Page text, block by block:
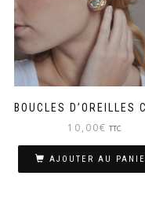
BOUCLES D’OREILLES
10,00€ TTC
AJOUTER AU